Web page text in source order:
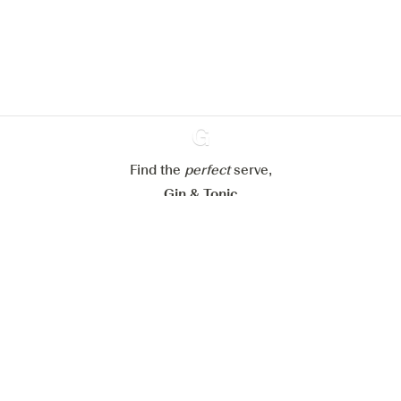
Ginventory
Find the perfectserve,
Gin & Tonic